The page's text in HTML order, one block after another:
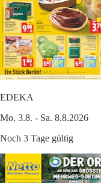
EDEKA
Mo. 3.8. - Sa. 8.8.2026
Noch 3 Tage gültig